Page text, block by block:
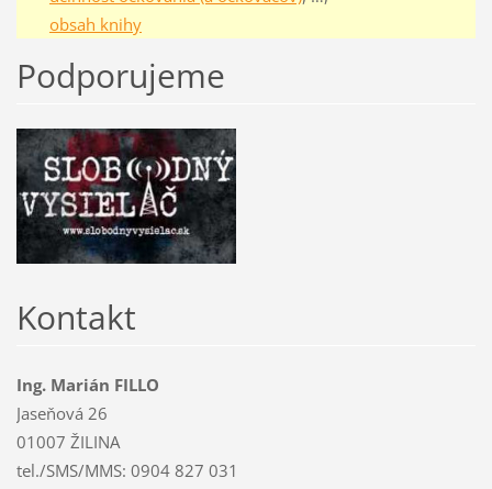
obsah knihy
Podporujeme
Kontakt
Ing. Marián FILLO
Jaseňová 26
01007 ŽILINA
tel./SMS/MMS: 0904 827 031